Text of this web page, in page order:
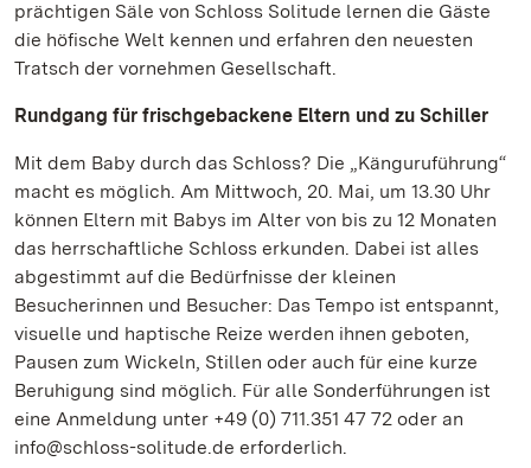
prächtigen Säle von Schloss Solitude lernen die Gäste
die höfische Welt kennen und erfahren den neuesten
Tratsch der vornehmen Gesellschaft.
Rundgang für frischgebackene Eltern und zu Schiller
Mit dem Baby durch das Schloss? Die „Känguruführung“
macht es möglich. Am Mittwoch, 20. Mai, um 13.30 Uhr
können Eltern mit Babys im Alter von bis zu 12 Monaten
das herrschaftliche Schloss erkunden. Dabei ist alles
abgestimmt auf die Bedürfnisse der kleinen
Besucherinnen und Besucher: Das Tempo ist entspannt,
visuelle und haptische Reize werden ihnen geboten,
Pausen zum Wickeln, Stillen oder auch für eine kurze
Beruhigung sind möglich. Für alle Sonderführungen ist
eine Anmeldung unter +49 (0) 711.351 47 72 oder an
info@schloss-solitude.de erforderlich.